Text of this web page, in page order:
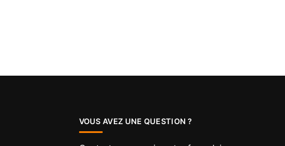
VOUS AVEZ UNE QUESTION ?